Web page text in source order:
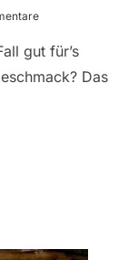
gut für’s
Das